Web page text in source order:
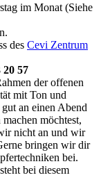
im Monat (Siehe
des Cevi Zentrum
20 57
der offenen
mit Ton und
an einen Abend
möchtest,
nicht an und wir
bringen wir dir
bei.
bei diesem